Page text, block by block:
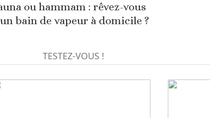
ou hammam : rêvez-vous
bain de vapeur à domicile ?
TESTEZ-VOUS !